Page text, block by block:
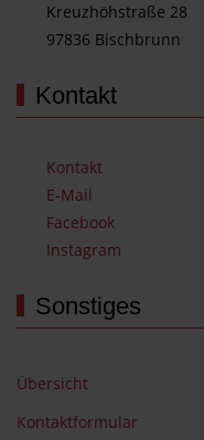
Kreuzhöhstraße 28
97836 Bischbrunn
Kontakt
Kontakt
E-Mail
Facebook
Instagram
Sonstiges
Übersicht
Kontaktformular